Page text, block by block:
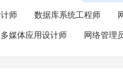
师 数据库系统工程师
多媒体应用设计师 网络管理